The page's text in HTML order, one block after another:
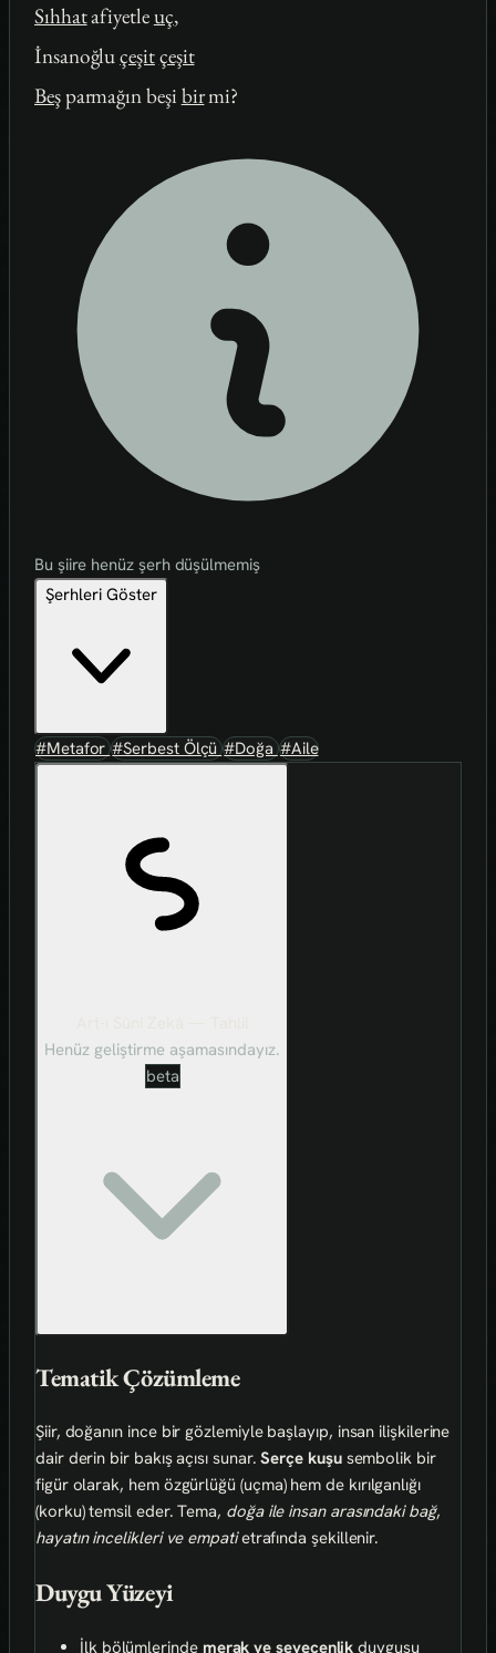
Sıhhatafiyetleuç,
İnsanoğluçeşitçeşit
Beşparmağın beşi birmi?
Bu şiire henüz şerh düşülmemiş
Şerhleri Göster
#Metafor#Serbest Ölçü#Doğa#Aile
Henüz geliştirme aşamasındayız.
beta
Tematik Çözümleme
Şiir, doğanın ince bir gözlemiyle başlayıp, insan ilişkilerine
dair derin bir bakış açısı sunar.Serçe kuşusembolik bir
figür olarak, hem özgürlüğü (uçma) hem de kırılganlığı
(korku) temsil eder. Tema, doğa ile insan arasındaki bağ,
hayatın incelikleri ve empatietrafında şekillenir.
Duygu Yüzeyi
İlk bölümlerinde merak ve sevecenlik duygusu